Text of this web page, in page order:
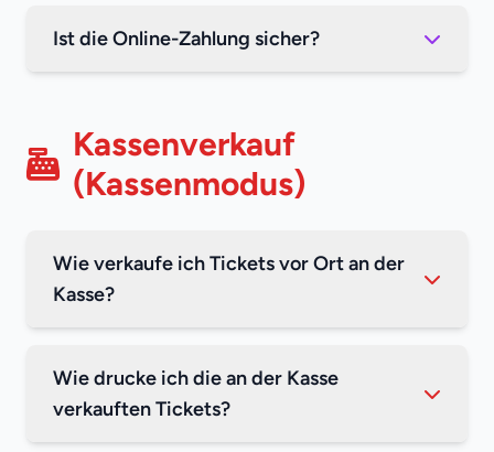
Ist die Online-Zahlung sicher?
Kassenverkauf
(Kassenmodus)
Wie verkaufe ich Tickets vor Ort an der
Kasse?
Wie drucke ich die an der Kasse
verkauften Tickets?